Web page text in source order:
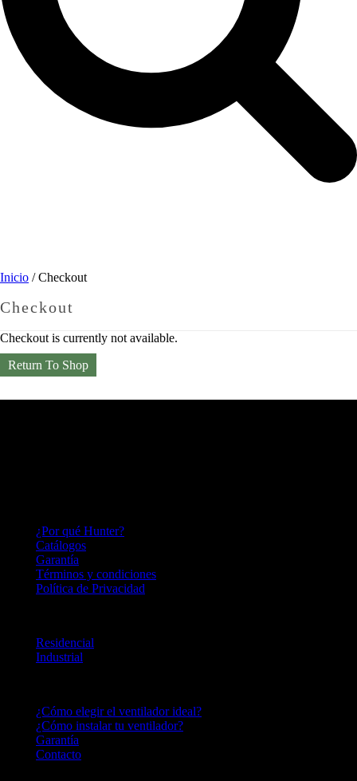
Inicio /Checkout
Checkout
Checkout is currently not available.
Return To Shop
¿Por qué Hunter?
Catálogos
Garantía
Términos y condiciones
Política de Privacidad
Residencial
Industrial
¿Cómo elegir el ventilador ideal?
¿Cómo instalar tu ventilador?
Garantía
Contacto